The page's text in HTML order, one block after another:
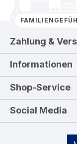
Zahlung &
Informationen
Shop-Service
Social Media